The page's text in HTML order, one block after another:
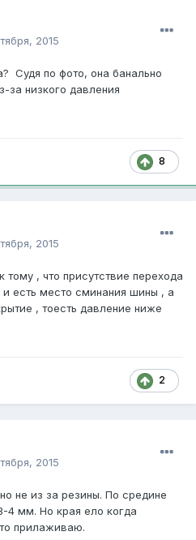
2015
Судя по фото, она банально
за низкого давления
8
2015
, что присутствие перехода
есть место сминания шины , а
, тоесть давление ниже
2
2015
не из за резины. По средине
4 мм. Но края ело когда
прилаживаю.